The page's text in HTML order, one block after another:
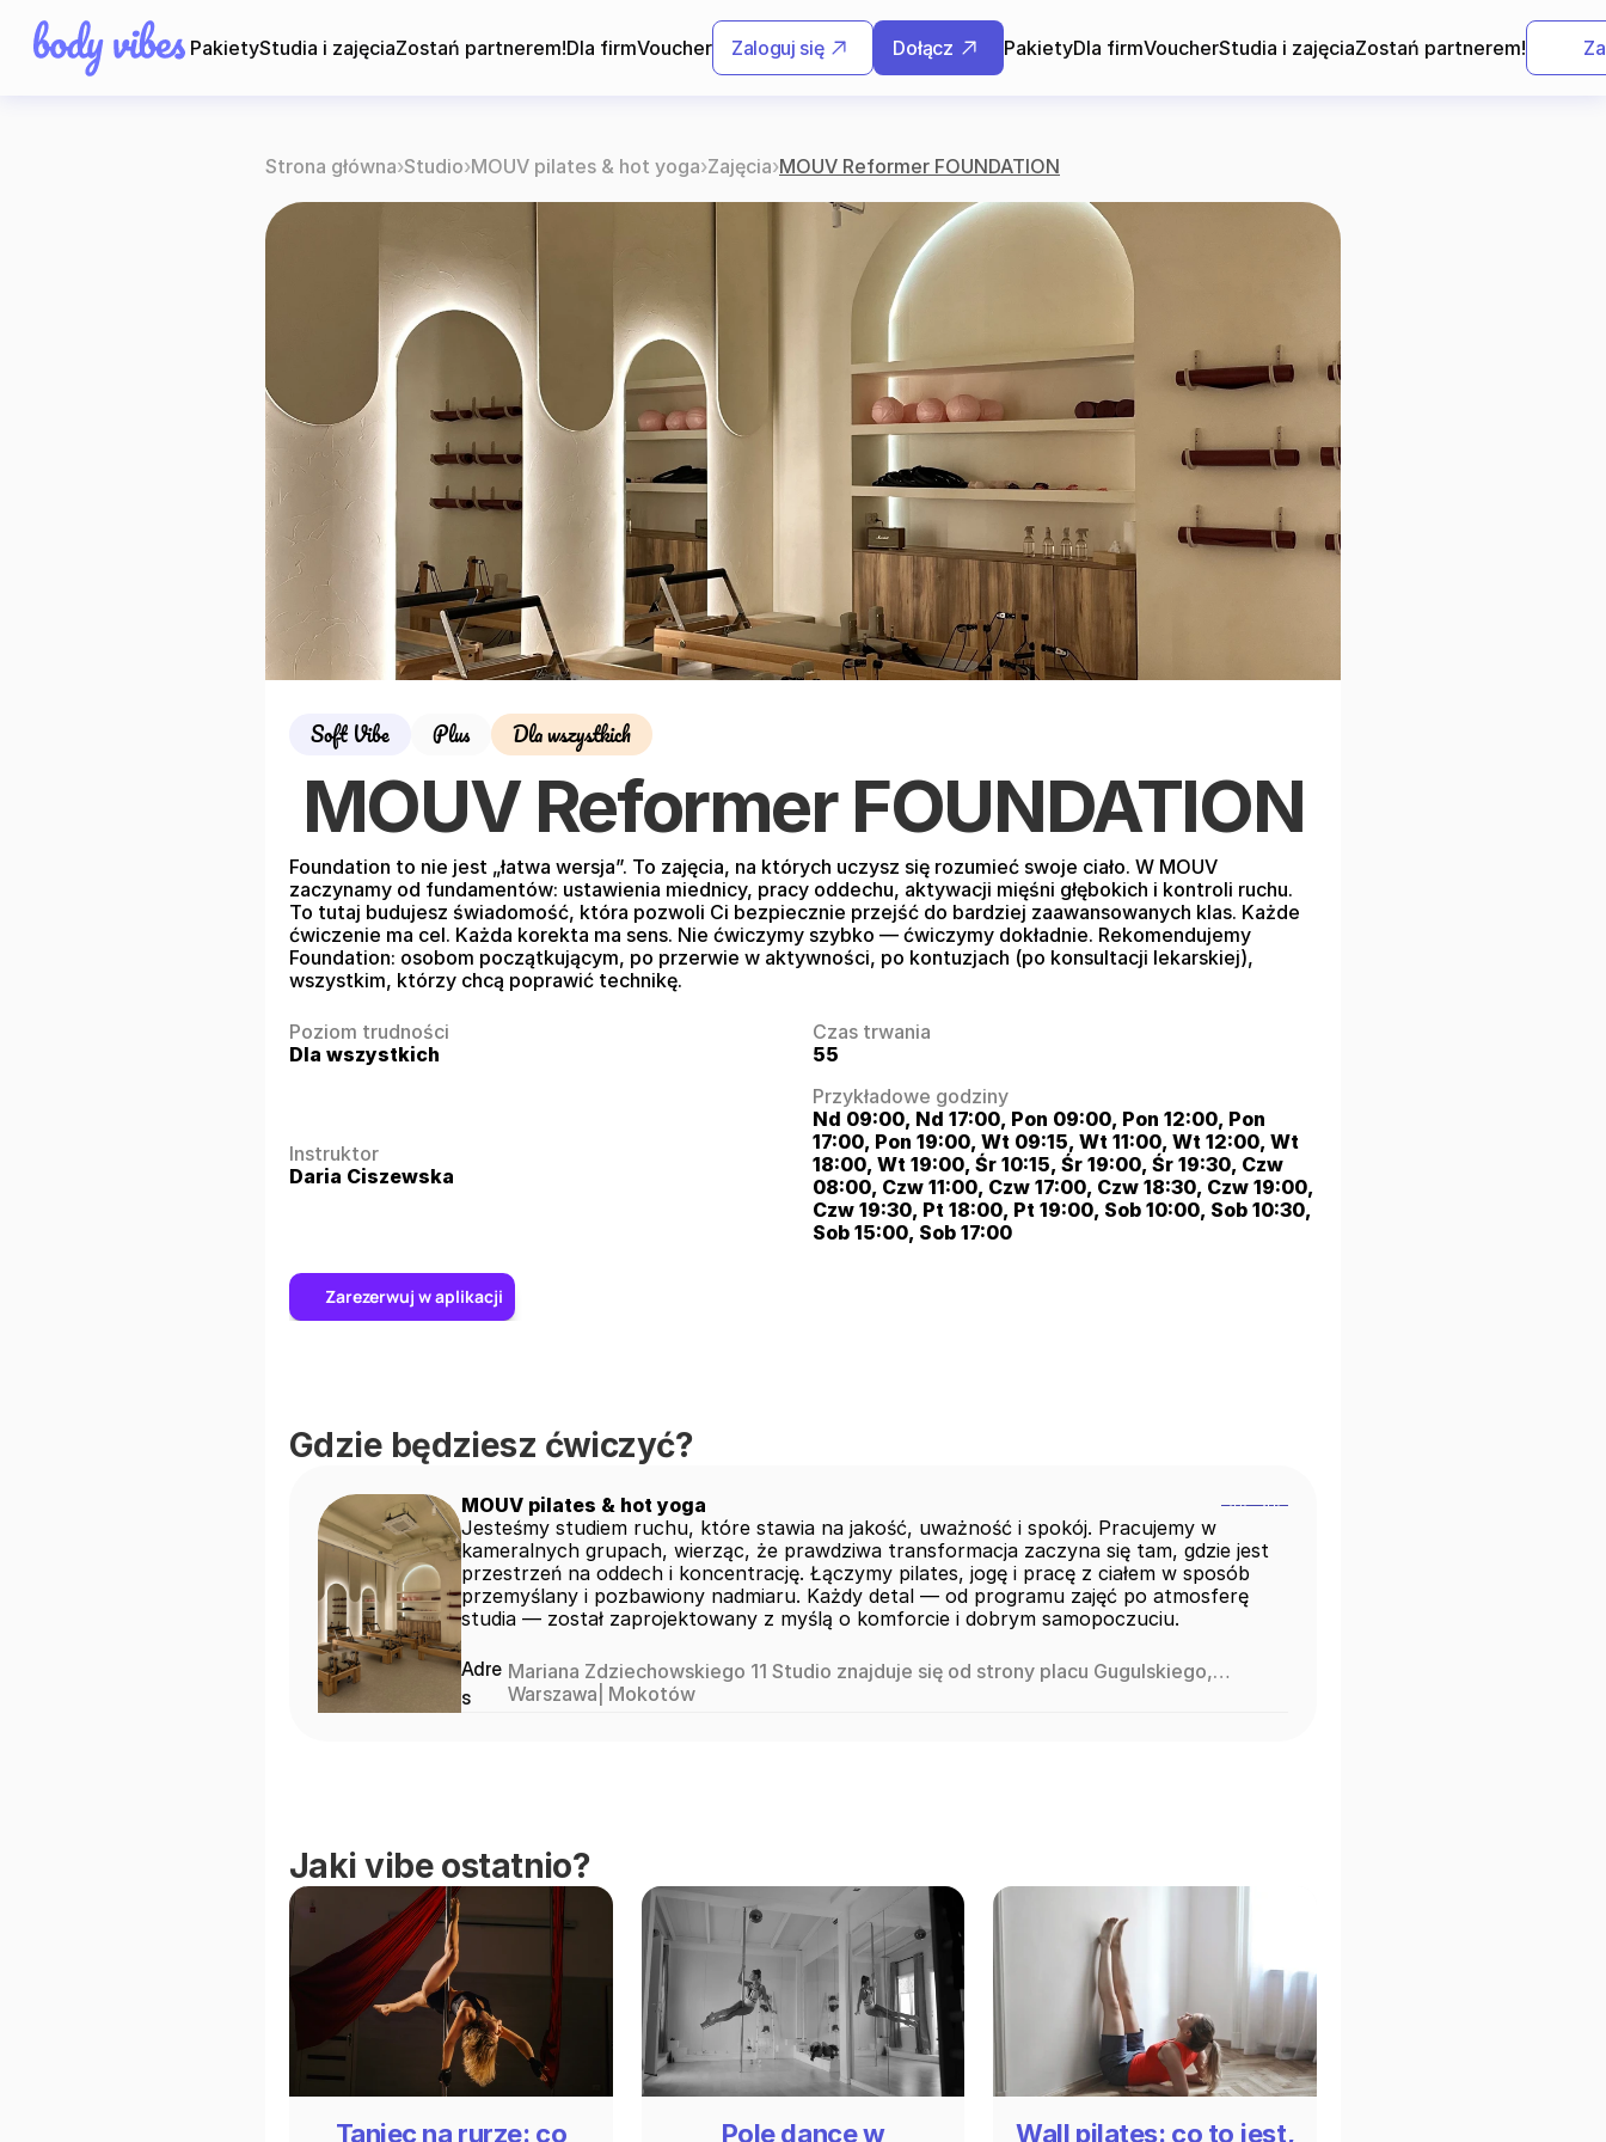
PakietyStudia i zajęciaZostań partnerem!Dla firmVoucher Zaloguj się Dołącz PakietyDla firmVoucherStudia i zajęciaZostań partnerem!
Strona główna›Studio›MOUV pilates & hot yoga›Zajęcia›MOUV Reformer FOUNDATION
Soft Vibe Plus Dla wszystkich
MOUV Reformer FOUNDATION
Foundation to nie jest „łatwa wersja”. To zajęcia, na których uczysz się rozumieć swoje ciało. W MOUV
zaczynamy od fundamentów: ustawienia miednicy, pracy oddechu, aktywacji mięśni głębokich i kontroli ruchu.
To tutaj budujesz świadomość, która pozwoli Ci bezpiecznie przejść do bardziej zaawansowanych klas. Każde
ćwiczenie ma cel. Każda korekta ma sens. Nie ćwiczymy szybko — ćwiczymy dokładnie. Rekomendujemy
Foundation: osobom początkującym, po przerwie w aktywności, po kontuzjach (po konsultacji lekarskiej),
wszystkim, którzy chcą poprawić technikę.
Poziom trudności
Dla wszystkich
Czas trwania
55
Instruktor
Daria Ciszewska
Przykładowe godziny
Nd 09:00, Nd 17:00, Pon 09:00, Pon 12:00, Pon
17:00, Pon 19:00, Wt 09:15, Wt 11:00, Wt 12:00, Wt
18:00, Wt 19:00, Śr 10:15, Śr 19:00, Śr 19:30, Czw
08:00, Czw 11:00, Czw 17:00, Czw 18:30, Czw 19:00,
Czw 19:30, Pt 18:00, Pt 19:00, Sob 10:00, Sob 10:30,
Sob 15:00, Sob 17:00
Zarezerwuj w aplikacji
Gdzie będziesz ćwiczyć?
MOUV pilates & hot yoga
Jesteśmy studiem ruchu, które stawia na jakość, uważność i spokój. Pracujemy w
kameralnych grupach, wierząc, że prawdziwa transformacja zaczyna się tam, gdzie jest
przestrzeń na oddech i koncentrację. Łączymy pilates, jogę i pracę z ciałem w sposób
przemyślany i pozbawiony nadmiaru. Każdy detal — od programu zajęć po atmosferę
studia — został zaprojektowany z myślą o komforcie i dobrym samopoczuciu.
Adre
s
Mariana Zdziechowskiego 11 Studio znajduje się od strony placu Gugulskiego,
dostępny jest bezpłatny parking dla klientów
Warszawa Mokotów
Jaki vibe ostatnio?
Taniec na rurze: co
Pole dance w
Wall pilates: co to jest,